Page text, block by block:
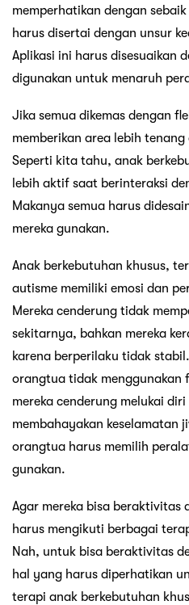
memperhatikan dengan
harus disertai dengan unsur
Aplikasi ini harus disesuaikan
digunakan untuk menaruh
Jika semua dikemas dengan
memberikan area lebih
Seperti kita tahu, anak
lebih aktif saat berinteraksi
Makanya semua harus
mereka gunakan.
Anak berkebutuhan khusus,
autisme memiliki emosi dan
Mereka cenderung tidak
sekitarnya, bahkan mereka
karena berperilaku tidak
orangtua tidak menggunakan
mereka cenderung melukai
membahayakan keselamatan
orangtua harus memilih
gunakan.
Agar mereka bisa beraktivitas
harus mengikuti berbagai
Nah, untuk bisa beraktivitas
hal yang harus diperhatikan
terapi anak berkebutuhan